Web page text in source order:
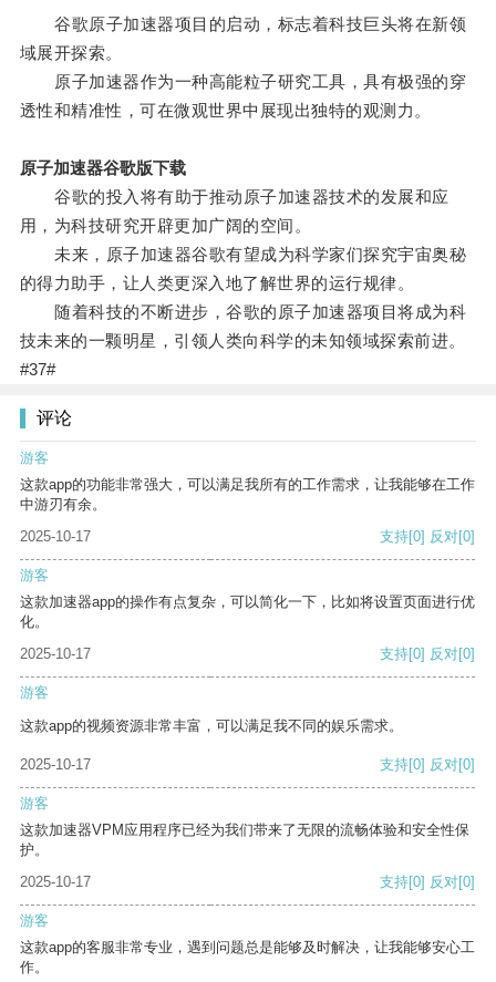
谷歌原子加速器项目的启动，标志着科技巨头将在新领
域展开探索。
原子加速器作为一种高能粒子研究工具，具有极强的穿
透性和精准性，可在微观世界中展现出独特的观测力。
原子加速器谷歌版下载
谷歌的投入将有助于推动原子加速器技术的发展和应
用，为科技研究开辟更加广阔的空间。
未来，原子加速器谷歌有望成为科学家们探究宇宙奥秘
的得力助手，让人类更深入地了解世界的运行规律。
随着科技的不断进步，谷歌的原子加速器项目将成为科
技未来的一颗明星，引领人类向科学的未知领域探索前进。
#37#
评论
游客
这款app的功能非常强大，可以满足我所有的工作需求，让我能够在工作
中游刃有余。
2025-10-17
支持[0] 反对[0]
游客
这款加速器app的操作有点复杂，可以简化一下，比如将设置页面进行优
化。
2025-10-17
支持[0] 反对[0]
游客
这款app的视频资源非常丰富，可以满足我不同的娱乐需求。
2025-10-17 支持[0] 反对[0]
游客
这款加速器VPM应用程序已经为我们带来了无限的流畅体验和安全性保
护。
2025-10-17
支持[0] 反对[0]
游客
这款app的客服非常专业，遇到问题总是能够及时解决，让我能够安心工
作。